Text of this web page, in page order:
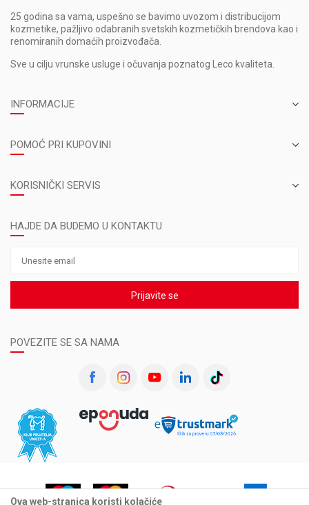
25 godina sa vama, uspešno se bavimo uvozom i distribucijom
kozmetike, pažljivo odabranih svetskih kozmetičkih brendova kao i
renomiranih domaćih proizvođača.
Sve u cilju vrunske usluge i očuvanja poznatog Leco kvaliteta.
INFORMACIJE
POMOĆ PRI KUPOVINI
KORISNIČKI SERVIS
HAJDE DA BUDEMO U KONTAKTU
Prijavite se
POVEZITE SE SA NAMA
Ova web-stranica koristi kolačiće